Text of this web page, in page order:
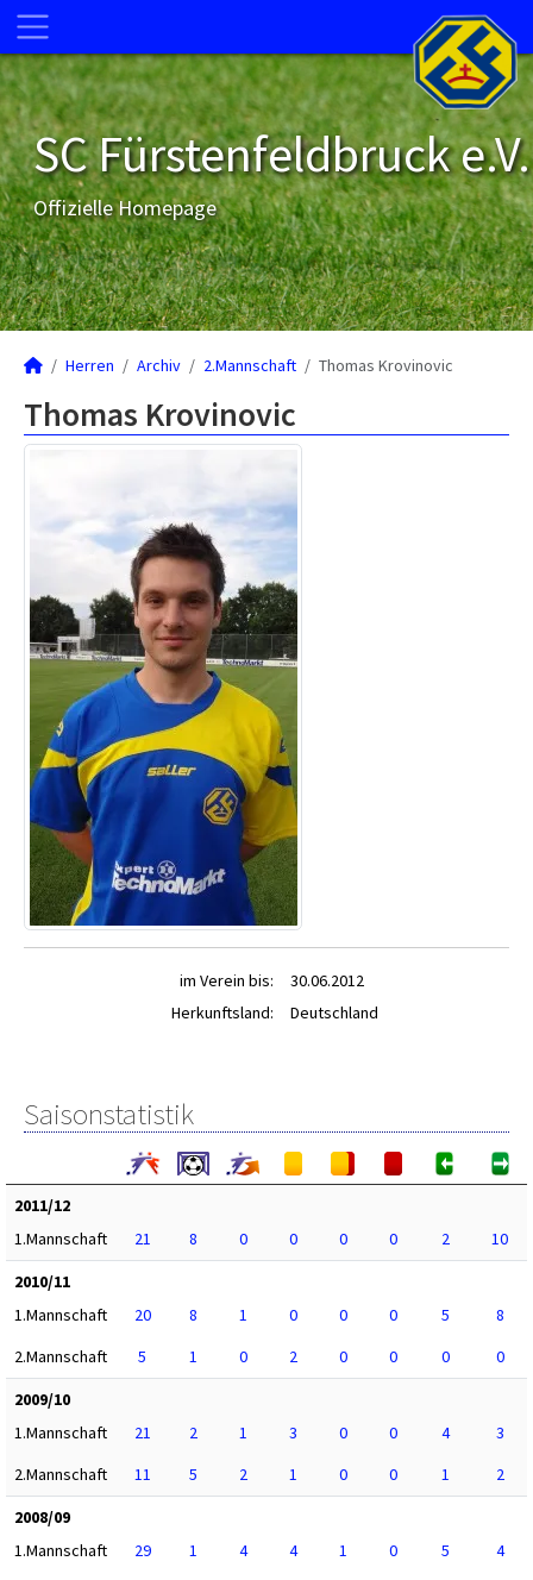
SC Fürstenfeldbruck e.V.
Offizielle Homepage
Herren Archiv 2.Mannschaft Thomas Krovinovic
Thomas Krovinovic
im Verein bis:
30.06.2012
Herkunftsland:
Deutschland
Saisonstatistik
2011/12
1.Mannschaft
21 8 0 0 0 0 2
10
2010/11
1.Mannschaft
20 8 1 0 0 0 5
8
2.Mannschaft
5 1 0 2 0 0 0
0
2009/10
1.Mannschaft
21 2 1 3 0 0 4
3
2.Mannschaft
11 5 2 1 0 0 1
2
2008/09
1.Mannschaft
29 1 4 4 1 0 5
4